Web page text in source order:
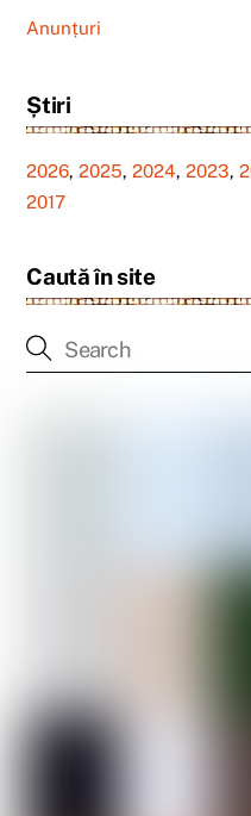
Anunțuri
Știri
2026,2025,2024,2023,
2017
Caută în site